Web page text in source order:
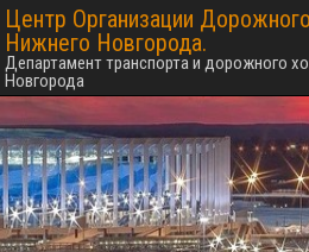
Центр Организации
Нижнего Новгорода.
Департамент транспорта и дорожного
Новгорода